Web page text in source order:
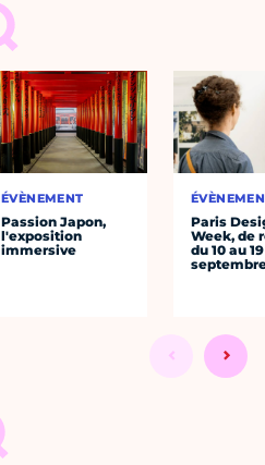
ÉVÈNEMENT
Passion Japon,
l'exposition
immersive
Paris
Week, de
du 10 au 19